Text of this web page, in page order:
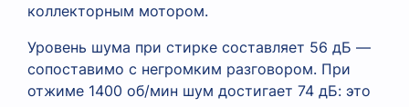
коллекторным мотором.
Уровень шума при стирке составляет 56 дБ —
сопоставимо с негромким разговором. При
отжиме 1400 об/мин шум достигает 74 дБ: это